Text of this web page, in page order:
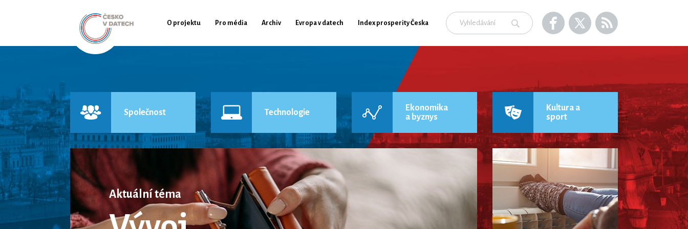
O projektu Pro média Archiv Evropa v datech Index prosperity Česka
Společnost Technologie
Ekonomika
a byznys
Kultura a
sport
Aktuální téma